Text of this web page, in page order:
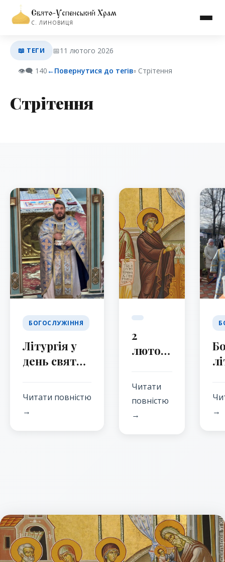
Свято-Успенський Храм
С. ЛИНОВИЦЯ
📖 ТЕГИ 📅11 лютого 2026
👁️‍🗨️ 140 ←Повернутися до тегів▫︎ Стрітення
Стрітення
БОГОСЛУЖІННЯ
Літургія у
день свята
Господнього
Читати повністю
→
2
лютого
Читати
повністю
→
→